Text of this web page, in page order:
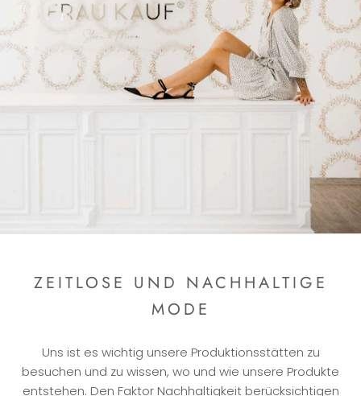
ZEITLOSE UND NACHHALTIGE
MODE
Uns ist es wichtig unsere Produktionsstätten zu
besuchen und zu wissen, wo und wie unsere Produkte
entstehen. Den Faktor Nachhaltigkeit berücksichtigen